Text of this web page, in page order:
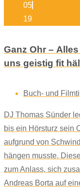
05
19
Ganz Ohr –
uns geistig fit
Buch- und
DJ Thomas Sünder
bis ein Hörsturz sein
aufgrund von
hängen musste.
zum Anlass, sich
Andreas Borta auf